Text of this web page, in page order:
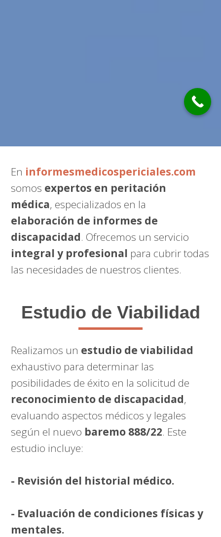
En informesmedicospericiales.com
somos expertos en peritación
médica, especializados en la
elaboración de informes de
discapacidad. Ofrecemos un servicio
integral y profesional para cubrir todas
las necesidades de nuestros clientes.
Estudio de Viabilidad
Realizamos un estudio de viabilidad
exhaustivo para determinar las
posibilidades de éxito en la solicitud de
reconocimiento de discapacidad,
evaluando aspectos médicos y legales
según el nuevo baremo 888/22. Este
estudio incluye:
- Revisión del historial médico.
- Evaluación de condiciones físicas y
mentales.